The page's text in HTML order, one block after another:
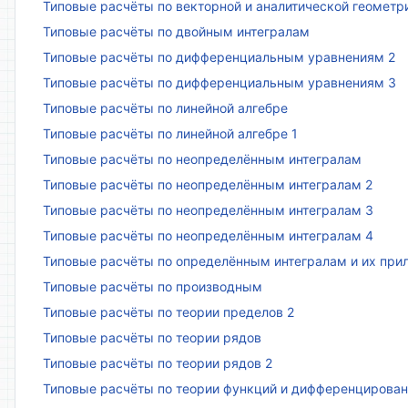
Типовые расчёты по векторной и аналитической
Типовые расчёты по двойным интегралам
Типовые расчёты по дифференциальным уравнениям 2
Типовые расчёты по дифференциальным уравнениям 3
Типовые расчёты по линейной алгебре
Типовые расчёты по линейной алгебре 1
Типовые расчёты по неопределённым интегралам
Типовые расчёты по неопределённым интегралам 2
Типовые расчёты по неопределённым интегралам 3
Типовые расчёты по неопределённым интегралам 4
Типовые расчёты по определённым интегралам и их
Типовые расчёты по производным
Типовые расчёты по теории пределов 2
Типовые расчёты по теории рядов
Типовые расчёты по теории рядов 2
Типовые расчёты по теории функций и